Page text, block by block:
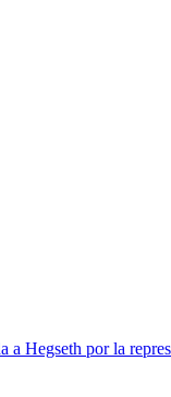
a Hegseth por la